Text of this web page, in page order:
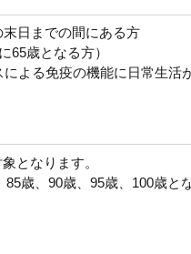
末日までの間にある方
歳となる方）
よる免疫の機能に日常生活
となります。
85歳、90歳、95歳、100歳と